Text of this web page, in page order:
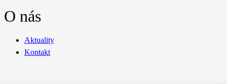
O nás
Aktuality
Kontakt